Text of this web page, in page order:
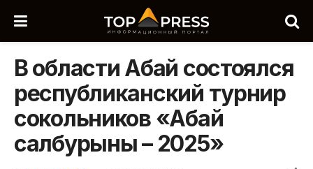
В области Абай состоялся
республиканский турнир
сокольников «Абай
салбурыны – 2025»